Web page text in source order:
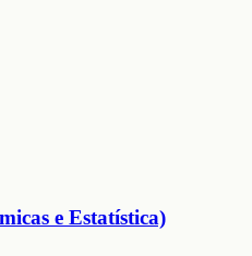
e Estatística)